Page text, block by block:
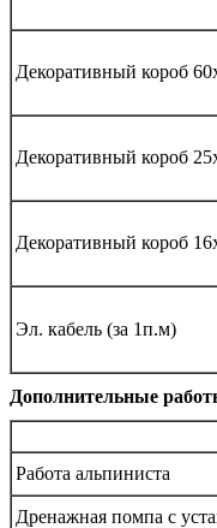
Декоративный короб
Декоративный короб
Декоративный короб
Эл. кабель (за 1п.м)
Дополнительные
Работа альпиниста
Дренажная помпа с